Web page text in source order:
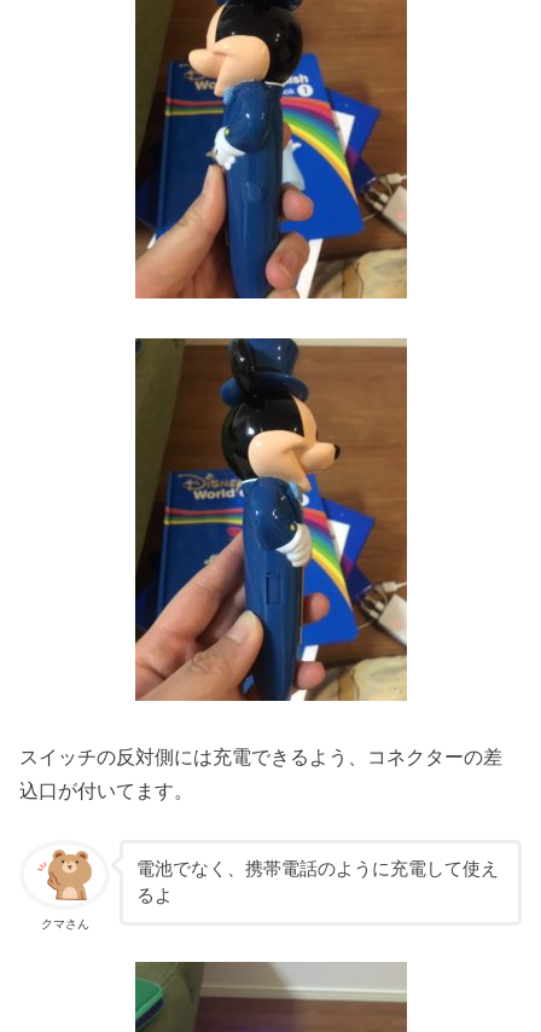
スイッチの反対側には充電できるよう、コネクターの差
込口が付いてます。
クマさん
電池でなく、携帯電話のように充電して使え
るよ